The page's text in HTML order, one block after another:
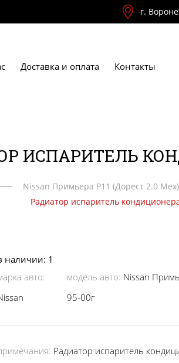
г.
Доставка и оплата Контакты
ИСПАРИТЕЛЬ
Nissan Примьера P11 (Дорест 2.0
Радиатор испаритель
наличии: 1
авто:
модель авто: Nissan
95-00г
Радиатор испаритель